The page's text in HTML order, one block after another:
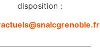
disposition :